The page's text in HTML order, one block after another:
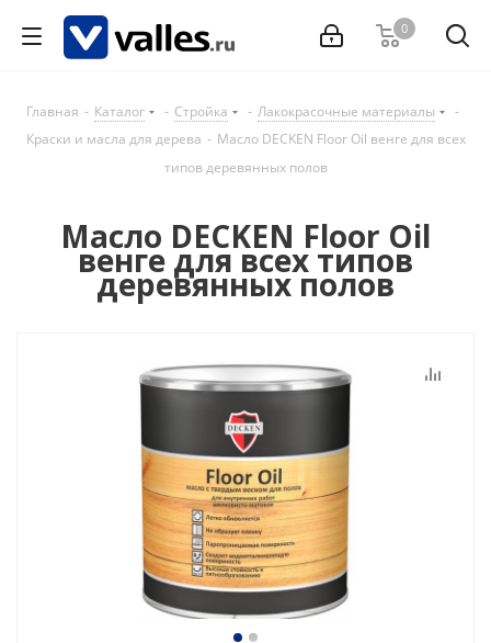
0
Главная - Каталог - Стройка - Лакокрасочные материалы
-
Краски и масла для дерева - Масло DECKEN Floor Oil венге для всех
типов деревянных полов
Масло DECKEN Floor Oil
венге для всех типов
деревянных полов